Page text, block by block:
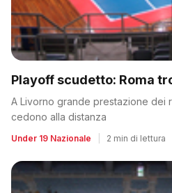
Playoff scudetto: Roma
A Livorno grande prestazione dei
cedono alla distanza
Under 19 Nazionale 2 min di lettura